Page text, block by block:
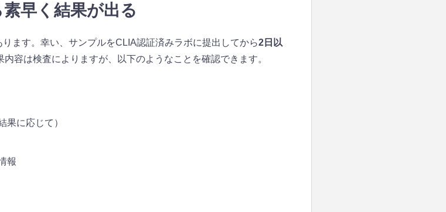
早く結果が出る
ます。幸い、サンプルをCLIA認証済みラボに提出してから2日以
内容は検査によりますが、以下のようなことを確認できます。
果に応じて）
報